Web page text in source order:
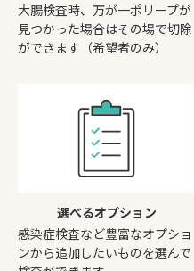
大腸検査時、万が一ポリープが
見つかった場合はその場で切除
ができます（希望者のみ）
選べるオプション
感染症検査など豊富なオプショ
ンから追加したいものを選んで